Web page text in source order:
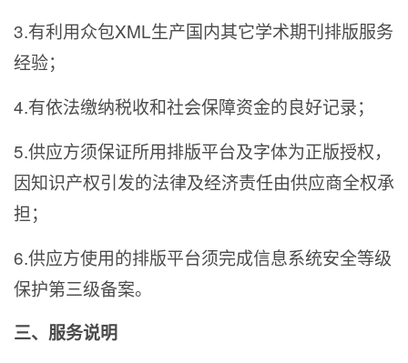
3.有利用众包XML生产国内其它学术期刊排版服务
经验；
4.有依法缴纳税收和社会保障资金的良好记录；
5.供应方须保证所用排版平台及字体为正版授权，
因知识产权引发的法律及经济责任由供应商全权承
担；
6.供应方使用的排版平台须完成信息系统安全等级
保护第三级备案。
三、服务说明